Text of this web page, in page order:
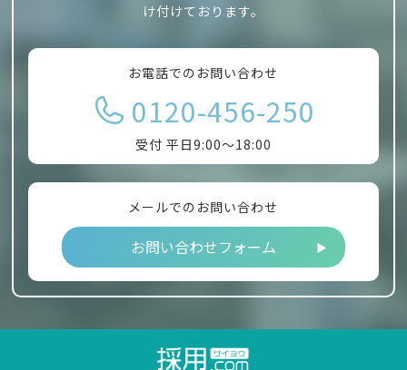
け付けております。
お電話でのお問い合わせ
0120-456-250
受付 平日9:00～18:00
メールでのお問い合わせ
お問い合わせフォーム